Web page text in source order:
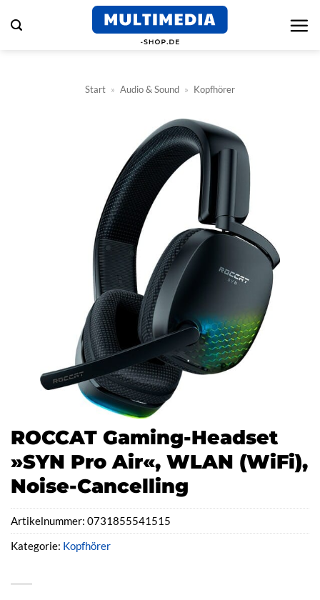
Inhalt
Start » Audio & Sound » Kopfhörer
ROCCAT Gaming-Headset
»SYN Pro Air«, WLAN (WiFi),
Noise-Cancelling
Artikelnummer: 0731855541515
Kategorie: Kopfhörer